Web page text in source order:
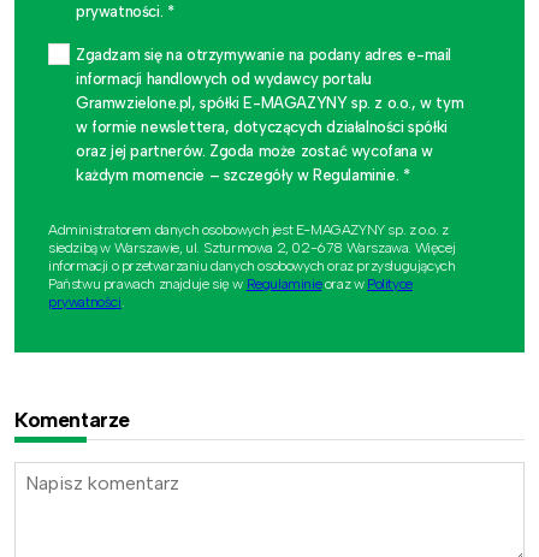
prywatności. *
Zgadzam się na otrzymywanie na podany adres e-mail
informacji handlowych od wydawcy portalu
Gramwzielone.pl, spółki E-MAGAZYNY sp. z o.o., w tym
w formie newslettera, dotyczących działalności spółki
oraz jej partnerów. Zgoda może zostać wycofana w
każdym momencie – szczegóły w Regulaminie. *
Administratorem danych osobowych jest E-MAGAZYNY sp. z o.o. z
siedzibą w Warszawie, ul. Szturmowa 2, 02-678 Warszawa. Więcej
informacji o przetwarzaniu danych osobowych oraz przysługujących
Państwu prawach znajduje się w Regulaminieoraz w Polityce
prywatności.
Komentarze